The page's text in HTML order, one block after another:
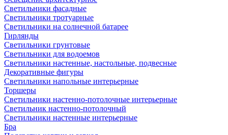
Светильники фасадные
Светильники тротуарные
Светильники на солнечной батарее
Гирлянды
Светильники грунтовые
Светильники для водоемов
Светильники настенные, настольные, подвесные
Декоративные фигуры
Светильники напольные интерьерные
Торшеры
Светильники настенно-потолочные интерьерные
Светильник настенно-потолочный
Светильники настенные интерьерные
Бра